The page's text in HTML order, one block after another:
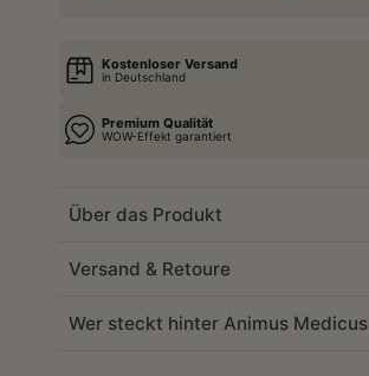
Kostenloser Versand
in Deutschland
Premium Qualität
WOW-Effekt garantiert
Über das Produkt
Versand & Retoure
Wer steckt hinter Animus Medicus